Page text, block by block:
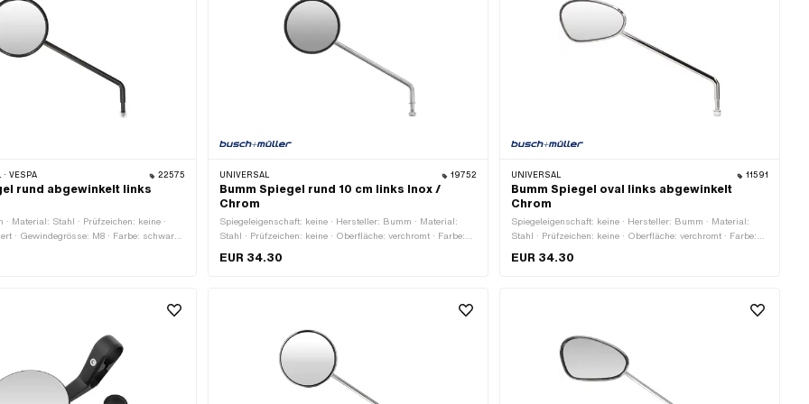
· VESPA 22575
rund abgewinkelt links
Material: Stahl · Prüfzeichen: keine ·
· Gewindegrösse: M8 · Farbe: schwarz
230 mm · Gesamtlänge: 305 mm ·
UNIVERSAL 19752
Bumm Spiegel rund 10 cm links Inox /
Chrom
Spiegeleigenschaft: keine · Hersteller: Bumm · Material:
Stahl · Prüfzeichen: keine · Oberfläche: verchromt · Farbe:
mm · Länge Spiegelstange: 230 mm · Gesamtlänge: 300
EUR 34.30
UNIVERSAL 11591
Bumm Spiegel oval links abgewinkelt
Chrom
Spiegeleigenschaft: keine · Hersteller: Bumm · Material:
Stahl · Prüfzeichen: keine · Oberfläche: verchromt · Farbe:
70 mm · Gesamtlänge: 300 mm · Ø Spiegelstange: 10 mm
EUR 34.30